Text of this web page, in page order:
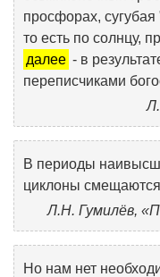
просфорах,
то есть по солнцу,
далее - в
переписчиками
В периоды
циклоны
Л.Н. Гумилёв,
Но нам нет